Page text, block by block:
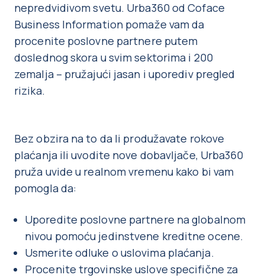
nepredvidivom svetu. Urba360 od Coface
Business Information pomaže vam da
procenite poslovne partnere putem
doslednog skora u svim sektorima i 200
zemalja – pružajući jasan i uporediv pregled
rizika.
Bez obzira na to da li produžavate rokove
plaćanja ili uvodite nove dobavljače, Urba360
pruža uvide u realnom vremenu kako bi vam
pomogla da:
Uporedite poslovne partnere na globalnom
nivou pomoću jedinstvene kreditne ocene.
Usmerite odluke o uslovima plaćanja.
Procenite trgovinske uslove specifične za